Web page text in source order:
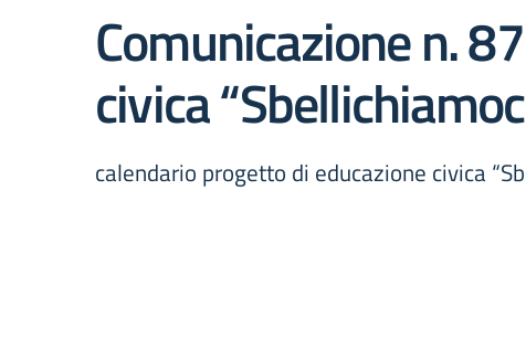
Comunicazione n.
civica
calendario progetto di educazione civica